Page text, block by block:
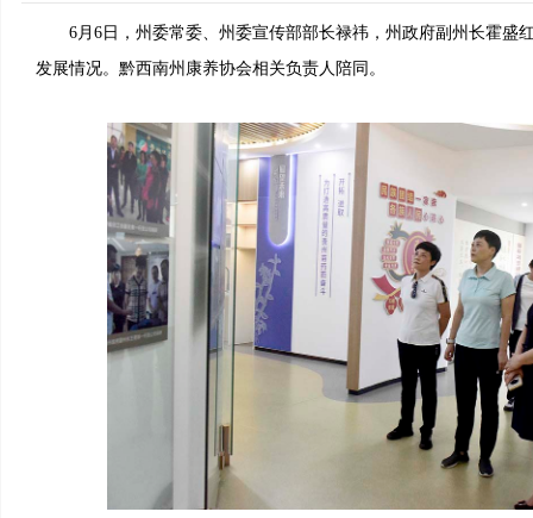
6月6日，州委常委、州委宣传部部长禄祎，州政府副州长霍盛
发展情况。黔西南州康养协会相关负责人陪同。